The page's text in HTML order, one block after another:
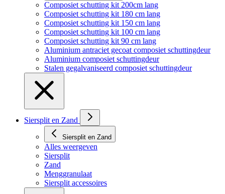
Composiet schutting kit 200cm lang
Composiet schutting kit 180 cm lang
Composiet schutting kit 150 cm lang
Composiet schutting kit 100 cm lang
Composiet schutting kit 90 cm lang
Aluminium antraciet gecoat composiet schuttingdeur
Aluminium composiet schuttingdeur
Stalen gegalvaniseerd composiet schuttingdeur
Siersplit en Zand
Siersplit en Zand
Alles weergeven
Siersplit
Zand
Menggranulaat
Siersplit accessoires